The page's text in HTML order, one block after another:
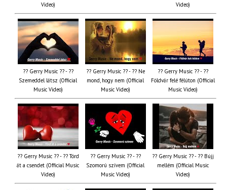
Video)
Video)
?? Gerry Music ?? - ??
Szemeddel látsz (Official
Music Video)
?? Gerry Music ?? - ?? Ne
mond, hogy nem (Official
Music Video)
?? Gerry Music ?? - ??
Földvár felé félúton (Official
Music Video)
?? Gerry Music ?? - ?? Törd
át a csendet (Official Music
Video)
?? Gerry Music ?? - ??
Szomorú szívem (Official
Music Video)
?? Gerry Music ?? - ?? Bújj
mellém (Official Music
Video)